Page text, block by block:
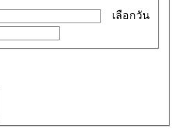
เลือกวัน